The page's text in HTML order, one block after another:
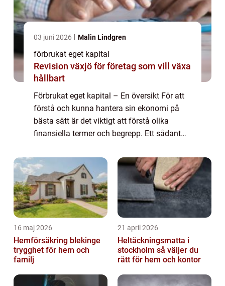
03 juni 2026 Malin Lindgren
förbrukat eget kapital
Revision växjö för företag som vill växa
hållbart
Förbrukat eget kapital – En översikt För att
förstå och kunna hantera sin ekonomi på
bästa sätt är det viktigt att förstå olika
finansiella termer och begrepp. Ett sådant
vara avgörande f...
16 maj 2026
Hemförsäkring blekinge
trygghet för hem och
familj
21 april 2026
Heltäckningsmatta i
stockholm så väljer du
rätt för hem och kontor